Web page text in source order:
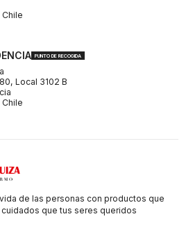
PUNTO DE RECOGIDA
Local 3102 B
de las personas con productos que
que tus seres queridos